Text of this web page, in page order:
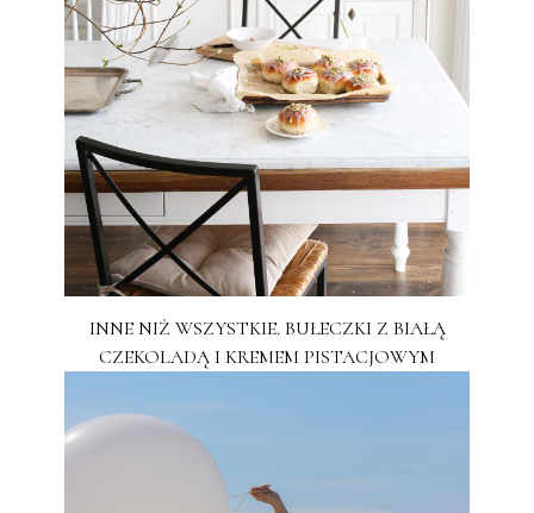
INNE NIŻ WSZYSTKIE. BUŁECZKI Z BIAŁĄ
CZEKOLADĄ I KREMEM PISTACJOWYM